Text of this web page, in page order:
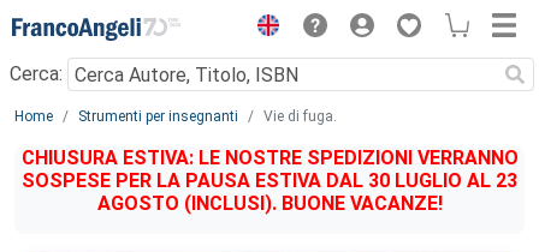
Menu
Cerca:
Main content
Home Strumenti per insegnanti Vie di fuga.
CHIUSURA ESTIVA: LE NOSTRE SPEDIZIONI VERRANNO
SOSPESE PER LA PAUSA ESTIVA DAL 30 LUGLIO AL 23
AGOSTO (INCLUSI). BUONE VACANZE!